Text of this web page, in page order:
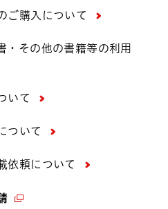
ご購入について
・その他の書籍等の利用
いて
ついて
依頼について